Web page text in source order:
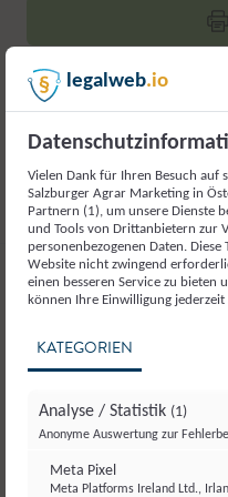
bis 30 °C) stehen
6.
Den fertigen Teig
Arbeitsfläche
mithilfe einer
formen.
7. Der Teig ist sehr
8.
Einen ausreichend
hineingeben.
9.
Teigreife: Den Teig
zugedeckt ruhen
legalweb.io
Vielen Dank für Ihren Besuch auf
Salzburger Agrar Marketing in
Partnern (1), um unsere Dienste
und Tools von Drittanbietern zur
personenbezogenen Daten.
Website nicht zwingend
einen besseren Service zu bieten
können Ihre Einwilligung
KATEGORIEN
Analyse / Statistik (1)
Anonyme Auswertung zur
Meta Pixel
Meta Platforms Ireland Ltd.,